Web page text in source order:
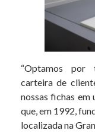
“Optamos por
carteira de
nossas fichas em
que, em 1992,
localizada na